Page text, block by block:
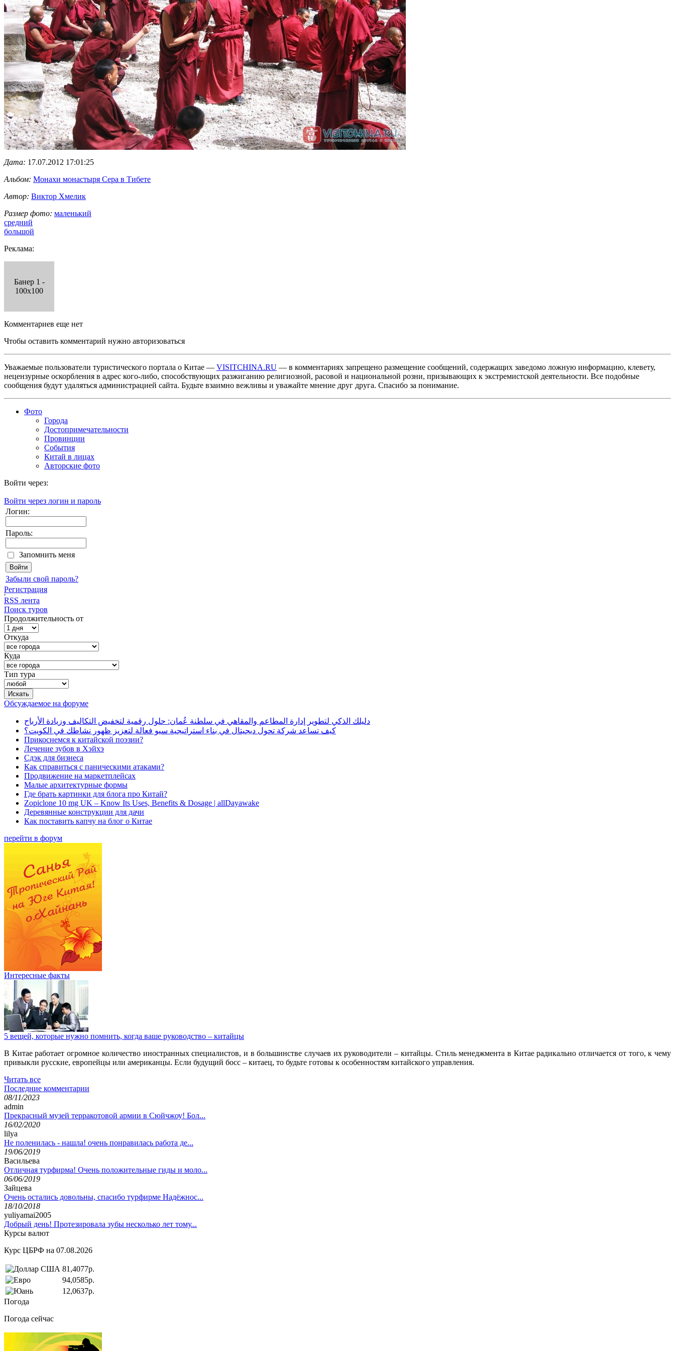
Дата: 17.07.2012 17:01:25
Альбом: Монахи монастыря Сера в Тибете
Автор: Виктор Хмелик
Размер фото: маленький
средний
большой
Реклама:
Банер 1 -
100x100
Комментариев еще нет
Чтобы оставить комментарий нужно авторизоваться
Уважаемые пользователи туристического портала о Китае — VISITCHINA.RU — в комментариях запрещено размещение сообщений, содержащих заведомо ложную информацию, клевету,
нецензурные оскорбления в адрес кого-либо, способствующих разжиганию религиозной, расовой и национальной розни, призывающих к экстремистской деятельности. Все подобные
сообщения будут удаляться администрацией сайта. Будьте взаимно вежливы и уважайте мнение друг друга. Спасибо за понимание.
Фото
Города
Достопримечательности
Провинции
События
Китай в лицах
Авторские фото
Войти через:
Войти через логин и пароль
Логин:
Пароль:
Запомнить меня
Забыли свой пароль?
Регистрация
RSS лента
Поиск туров
Продолжительность от
Откуда
Куда
Тип тура
Обсуждаемое на форуме
دليلك الذكي لتطوير إدارة المطاعم والمقاهي في سلطنة عُمان: حلول رقمية لتخفيض التكاليف وزيادة الأرباح
كيف تساعد شركة تحول ديجيتال في بناء استراتيجية سيو فعالة لتعزيز ظهور نشاطك في الكويت؟
Прикоснемся к китайской поэзии?
Лечение зубов в Хэйхэ
Сдэк для бизнеса
Как справиться с паническими атаками?
Продвижение на маркетплейсах
Малые архитектурные формы
Где брать картинки для блога про Китай?
Zopiclone 10 mg UK – Know Its Uses, Benefits & Dosage | allDayawake
Деревянные конструкции для дачи
Как поставить капчу на блог о Китае
перейти в форум
Интересные факты
5 вещей, которые нужно помнить, когда ваше руководство – китайцы
В Китае работает огромное количество иностранных специалистов, и в большинстве случаев их руководители – китайцы. Стиль менеджмента в Китае радикально отличается от того, к чему
привыкли русские, европейцы или американцы. Если будущий босс – китаец, то будьте готовы к особенностям китайского управления.
Читать все
Последние комментарии
08/11/2023
admin
Прекрасный музей терракотовой армии в Сюйчжоу! Бол...
16/02/2020
lilya
Не поленилась - нашла! очень понравилась работа де...
19/06/2019
Васильева
Отличная турфирма! Очень положительные гиды и моло...
06/06/2019
Зайцева
Очень остались довольны, спасибо турфирме Надёжнос...
18/10/2018
yuliyamai2005
Добрый день! Протезировала зубы несколько лет тому...
Курсы валют
Курс ЦБРФ на 07.08.2026
81,4077р.
94,0585р.
12,0637р.
Погода
Погода сейчас